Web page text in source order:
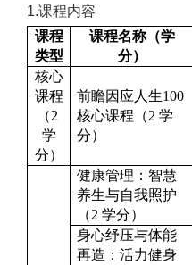
1.课程内容
课程
类型
课程名称（学
分）
核心
课程
（2
学
分）
前瞻因应人生100
核心课程（2 学
分）
健康管理：智慧
养生与自我照护
（2 学分）
身心纾压与体能
再造：活力健身